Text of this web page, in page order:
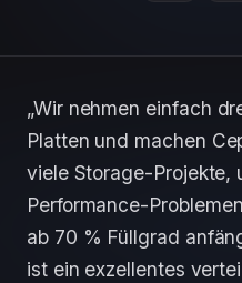
„Wir nehmen einfach
Platten und machen
viele Storage-Projekte,
Performance-
ab 70 % Füllgrad
ist ein exzellentes